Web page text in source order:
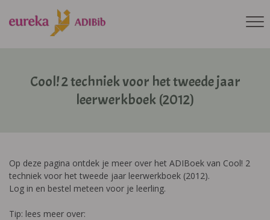
Cool! 2 techniek voor het tweede jaar
leerwerkboek (2012)
Op deze pagina ontdek je meer over het ADIBoek van Cool! 2
techniek voor het tweede jaar leerwerkboek (2012).
Log in en bestel meteen voor je leerling.
Tip: lees meer over: